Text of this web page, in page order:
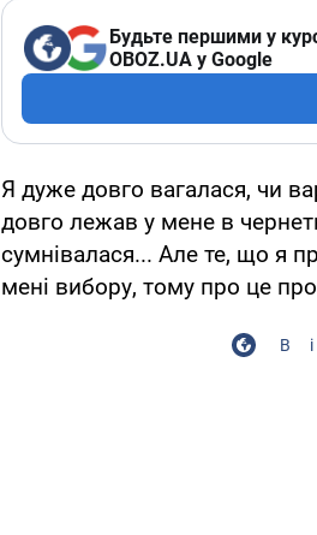
Будьте першими у
OBOZ.UA у Google
Я дуже довго вагалася, чи
довго лежав у мене в
сумнівалася... Але те, що я
мені вибору, тому про це